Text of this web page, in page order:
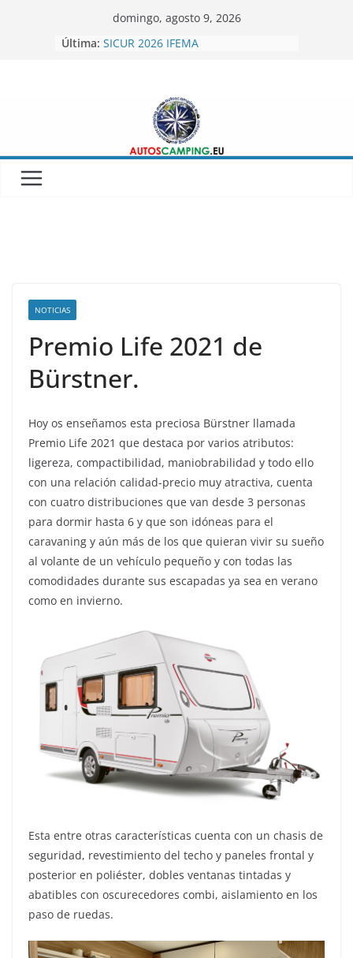
domingo, agosto 9, 2026
Última: SICUR 2026 IFEMA
MINICARAVANAS CARPENTO 360
Feria del Caravaning Xanadu 2026
NOTICIAS
Premio Life 2021 de
Bürstner.
Hoy os enseñamos esta preciosa Bürstner llamada
Premio Life 2021 que destaca por varios atributos:
ligereza, compactibilidad, maniobrabilidad y todo ello
con una relación calidad-precio muy atractiva, cuenta
con cuatro distribuciones que van desde 3 personas
para dormir hasta 6 y que son idóneas para el
caravaning y aún más de los que quieran vivir su sueño
al volante de un vehículo pequeño y con todas las
comodidades durante sus escapadas ya sea en verano
como en invierno.
Esta entre otras características cuenta con un chasis de
seguridad, revestimiento del techo y paneles frontal y
posterior en poliéster, dobles ventanas tintadas y
abatibles con oscurecedores combi, aislamiento en los
paso de ruedas.